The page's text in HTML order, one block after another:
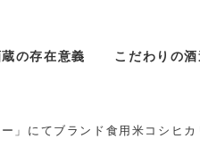
の存在意義 こだわりの酒
」にてブランド食用米コシヒ